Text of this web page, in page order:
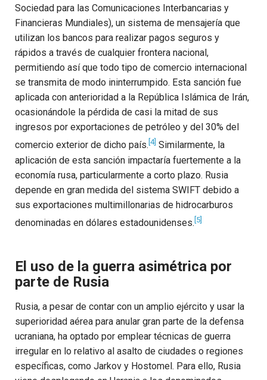
Sociedad para las Comunicaciones Interbancarias y
Financieras Mundiales), un sistema de mensajería que
utilizan los bancos para realizar pagos seguros y
rápidos a través de cualquier frontera nacional,
permitiendo así que todo tipo de comercio internacional
se transmita de modo ininterrumpido. Esta sanción fue
aplicada con anterioridad a la República Islámica de Irán,
ocasionándole la pérdida de casi la mitad de sus
ingresos por exportaciones de petróleo y del 30% del
comercio exterior de dicho país. [4] Similarmente, la
aplicación de esta sanción impactaría fuertemente a la
economía rusa, particularmente a corto plazo. Rusia
depende en gran medida del sistema SWIFT debido a
sus exportaciones multimillonarias de hidrocarburos
denominadas en dólares estadounidenses. [5]
El uso de la guerra asimétrica por
parte de Rusia
Rusia, a pesar de contar con un amplio ejército y usar la
superioridad aérea para anular gran parte de la defensa
ucraniana, ha optado por emplear técnicas de guerra
irregular en lo relativo al asalto de ciudades o regiones
específicas, como Jarkov y Hostomel. Para ello, Rusia